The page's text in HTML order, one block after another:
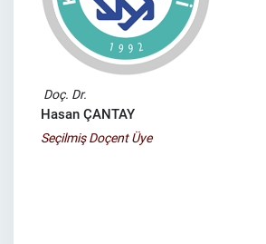
Doç. Dr.
Hasan ÇANTAY
Seçilmiş Doçent Üye